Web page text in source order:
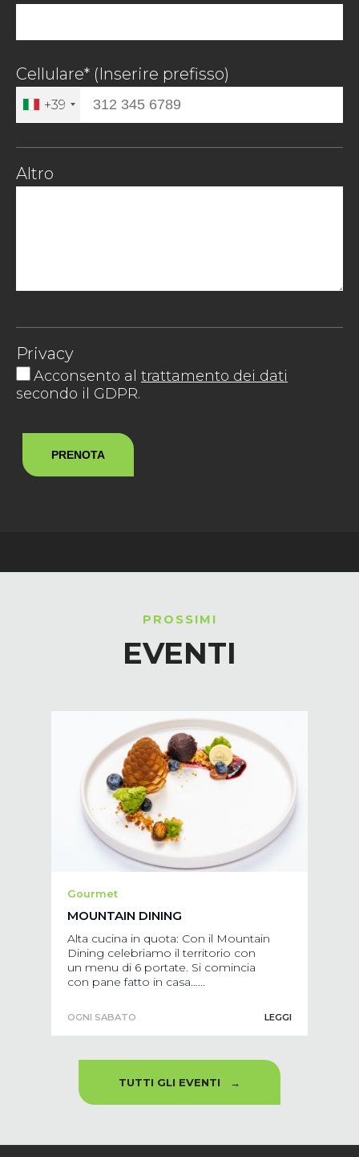
Cellulare* (Inserire prefisso)
+39
Altro
Privacy
Acconsento al trattamento dei dati
secondo il GDPR.
PROSSIMI
EVENTI
Gourmet
MOUNTAIN DINING
Alta cucina in quota: Con il Mountain
Dining celebriamo il territorio con
un menu di 6 portate. Si comincia
con pane fatto in casa…...
OGNI SABATO LEGGI
TUTTI GLI EVENTI →